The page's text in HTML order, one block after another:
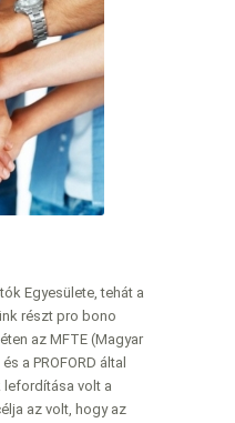
Egyesülete, tehát a
részt pro bono
az MFTE (Magyar
a PROFORD által
volt a
az volt, hogy az